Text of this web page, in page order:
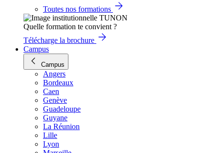
Toutes nos formations
Quelle formation te convient ?
Télécharge la brochure
Campus
Campus
Angers
Bordeaux
Caen
Genève
Guadeloupe
Guyane
La Réunion
Lille
Lyon